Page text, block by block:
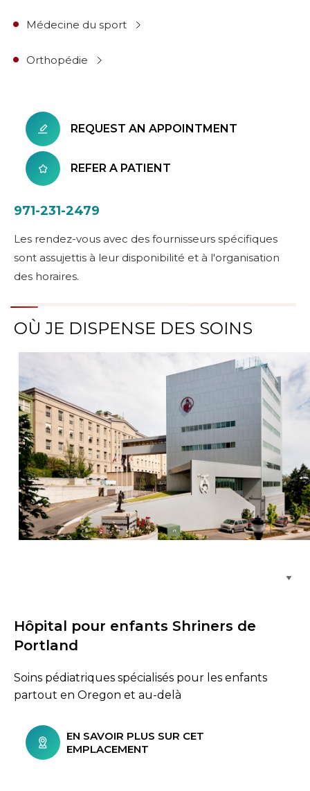
Médecine du sport
Orthopédie
REQUEST AN APPOINTMENT
REFER A PATIENT
971-231-2479
Les rendez-vous avec des fournisseurs spécifiques
sont assujettis à leur disponibilité et à l'organisation
des horaires.
OÙ JE DISPENSE DES SOINS
Hôpital pour enfants Shriners de
Portland
Soins pédiatriques spécialisés pour les enfants
partout en Oregon et au-delà
EN SAVOIR PLUS SUR CET
EMPLACEMENT